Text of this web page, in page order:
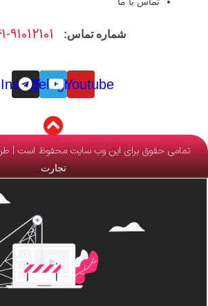
شماره تماس: 91012101
Youtube
Telegram
Instagram
تمامی حقوق برای این وب سایت محفوظ است |
تجارت